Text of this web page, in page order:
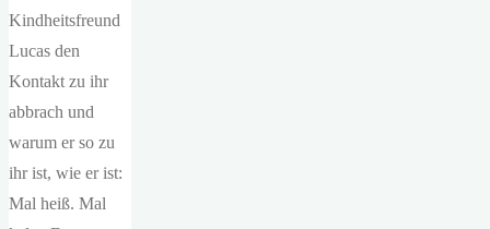
Kindheitsfreund
Lucas den
Kontakt zu ihr
abbrach und
warum er so zu
ihr ist, wie er ist:
Mal heiß. Mal